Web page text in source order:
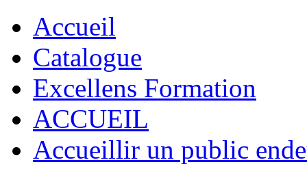
Accueil
Catalogue
Excellens Formation
ACCUEIL
Accueillir un public